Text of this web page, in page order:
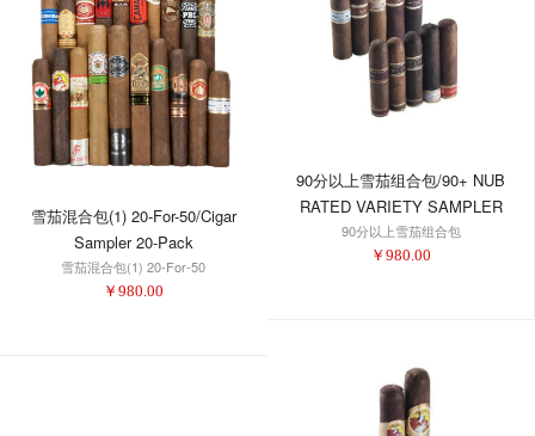
雪茄混合包(1) 20-For-50/Cigar
Sampler 20-Pack
雪茄混合包(1) 20-For-50
￥ 980.00
90分以上雪茄组合包/90+ NUB
RATED VARIETY SAMPLER
90分以上雪茄组合包
￥ 980.00